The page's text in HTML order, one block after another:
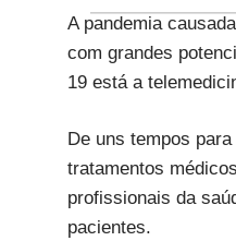
A pandemia
com grandes
19 está a
De uns tempos
tratamentos
profissionais da
pacientes.